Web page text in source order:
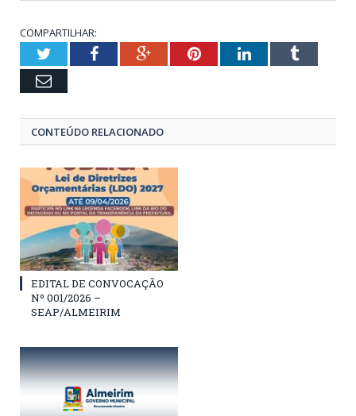
COMPARTILHAR:
TwitterFacebookGoogle+PinterestLinkedInTumblr
Email
CONTEÚDO RELACIONADO
EDITAL DE CONVOCAÇÃO
Nº 001/2026 –
SEAP/ALMEIRIM